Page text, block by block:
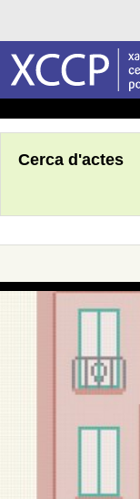
Cerca d'actes